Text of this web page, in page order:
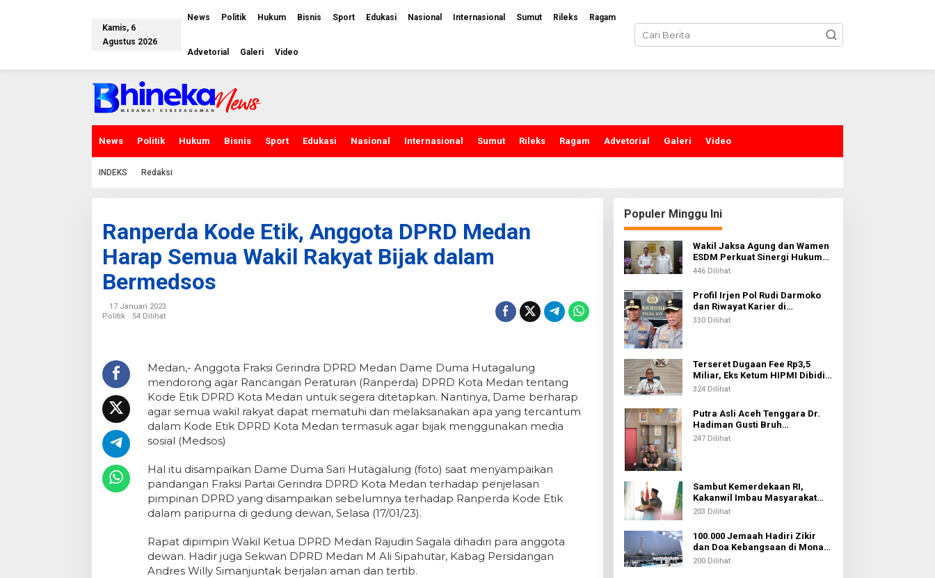
k
Kamis, 6
Agustus 2026
News Politik Hukum Bisnis Sport Edukasi Nasional Internasional Sumut Rileks Ragam
Advetorial Galeri Video
News Politik Hukum Bisnis Sport Edukasi Nasional Internasional Sumut Rileks Ragam Advetorial Galeri Video
INDEKS Redaksi
Ranperda Kode Etik, Anggota DPRD Medan
Harap Semua Wakil Rakyat Bijak dalam
Bermedsos
17 Januari 2023
Politik
54 Dilihat
Medan,- Anggota Fraksi Gerindra DPRD Medan Dame Duma Hutagalung
mendorong agar Rancangan Peraturan (Ranperda) DPRD Kota Medan tentang
Kode Etik DPRD Kota Medan untuk segera ditetapkan. Nantinya, Dame berharap
agar semua wakil rakyat dapat mematuhi dan melaksanakan apa yang tercantum
dalam Kode Etik DPRD Kota Medan termasuk agar bijak menggunakan media
sosial (Medsos)
Hal itu disampaikan Dame Duma Sari Hutagalung (foto) saat menyampaikan
pandangan Fraksi Partai Gerindra DPRD Kota Medan terhadap penjelasan
pimpinan DPRD yang disampaikan sebelumnya terhadap Ranperda Kode Etik
dalam paripurna di gedung dewan, Selasa (17/01/23).
Rapat dipimpin Wakil Ketua DPRD Medan Rajudin Sagala dihadiri para anggota
dewan. Hadir juga Sekwan DPRD Medan M Ali Sipahutar, Kabag Persidangan
Andres Willy Simanjuntak berjalan aman dan tertib.
Populer Minggu Ini
Wakil Jaksa Agung dan Wamen
ESDM Perkuat Sinergi Hukum
untuk Kawal Sektor Energi
446 Dilihat
Profil Irjen Pol Rudi Darmoko
dan Riwayat Karier di
Kepolisian
330 Dilihat
Terseret Dugaan Fee Rp3,5
Miliar, Eks Ketum HIPMI Dibidik
KPK
324 Dilihat
Putra Asli Aceh Tenggara Dr.
Hadiman Gusti Bruh
Diamanahkan sebagai Kajari
247 Dilihat
Sambut Kemerdekaan RI,
Kakanwil Imbau Masyarakat
Sumatera Utara Ikuti Zikir dan
203 Dilihat
100.000 Jemaah Hadiri Zikir
dan Doa Kebangsaan di Monas,
Wujud Syukur atas
200 Dilihat